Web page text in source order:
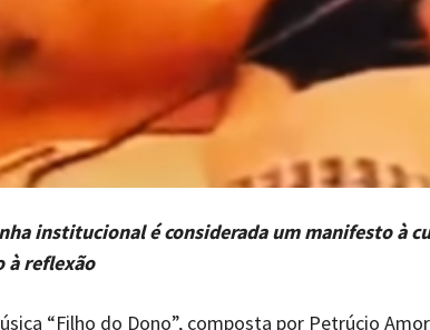
institucional é considerada um manifesto à
à reflexão
“Filho do Dono”, composta por Petrúcio